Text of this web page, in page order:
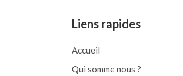
Liens rapides
Accueil
Qui somme nous ?